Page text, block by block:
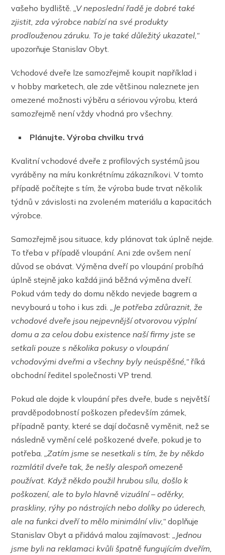
vašeho bydliště.
„V neposlední řadě je dobré také
zjistit, zda výrobce nabízí na své produkty
prodlouženou záruku. To je také důležitý ukazatel,“
upozorňuje Stanislav Obyt.
Vchodové dveře lze samozřejmě koupit například i
v hobby marketech, ale zde většinou naleznete jen
omezené možnosti výběru a sériovou výrobu, která
samozřejmě není vždy vhodná pro všechny.
Plánujte. Výroba chvilku trvá
Kvalitní vchodové dveře z profilových systémů jsou
vyráběny na míru konkrétnímu zákazníkovi. V tomto
případě počítejte s tím, že výroba bude trvat několik
týdnů v závislosti na zvoleném materiálu a kapacitách
výrobce.
Samozřejmě jsou situace, kdy plánovat tak úplně nejde.
To třeba v případě vloupání. Ani zde ovšem není
důvod se obávat. Výměna dveří po vloupání probíhá
úplně stejně jako každá jiná běžná výměna dveří.
Pokud vám tedy do domu někdo nevjede bagrem a
nevybourá u toho i kus zdi.
„Je potřeba zdůraznit, že
vchodové dveře jsou nejpevnější otvorovou výplní
domu a za celou dobu existence naší firmy jste se
setkali pouze s několika pokusy o vloupání
vchodovými dveřmi a všechny byly neúspěšné,“ říká
obchodní ředitel společnosti VP trend.
Pokud ale dojde k vloupání přes dveře, bude s největší
pravděpodobností poškozen především zámek,
případně panty, které se dají dočasně vyměnit, než se
následně vymění celé poškozené dveře, pokud je to
potřeba.
„Zatím jsme se nesetkali s tím, že by někdo
rozmlátil dveře tak, že nešly alespoň omezeně
používat. Když někdo použil hrubou sílu, došlo k
poškození, ale to bylo hlavně vizuální – oděrky,
praskliny, rýhy po nástrojích nebo dolíky po úderech,
ale na funkci dveří to mělo minimální vliv,“doplňuje
Stanislav Obyt a přidává malou zajímavost:
„Jednou
jsme byli na reklamaci kvůli špatně fungujícím dveřím,